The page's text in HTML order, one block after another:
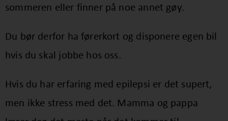
sommeren eller finner på noe annet gøy.
Du bør derfor ha førerkort og disponere egen bil
hvis du skal jobbe hos oss.
Hvis du har erfaring med epilepsi er det supert,
men ikke stress med det. Mamma og pappa